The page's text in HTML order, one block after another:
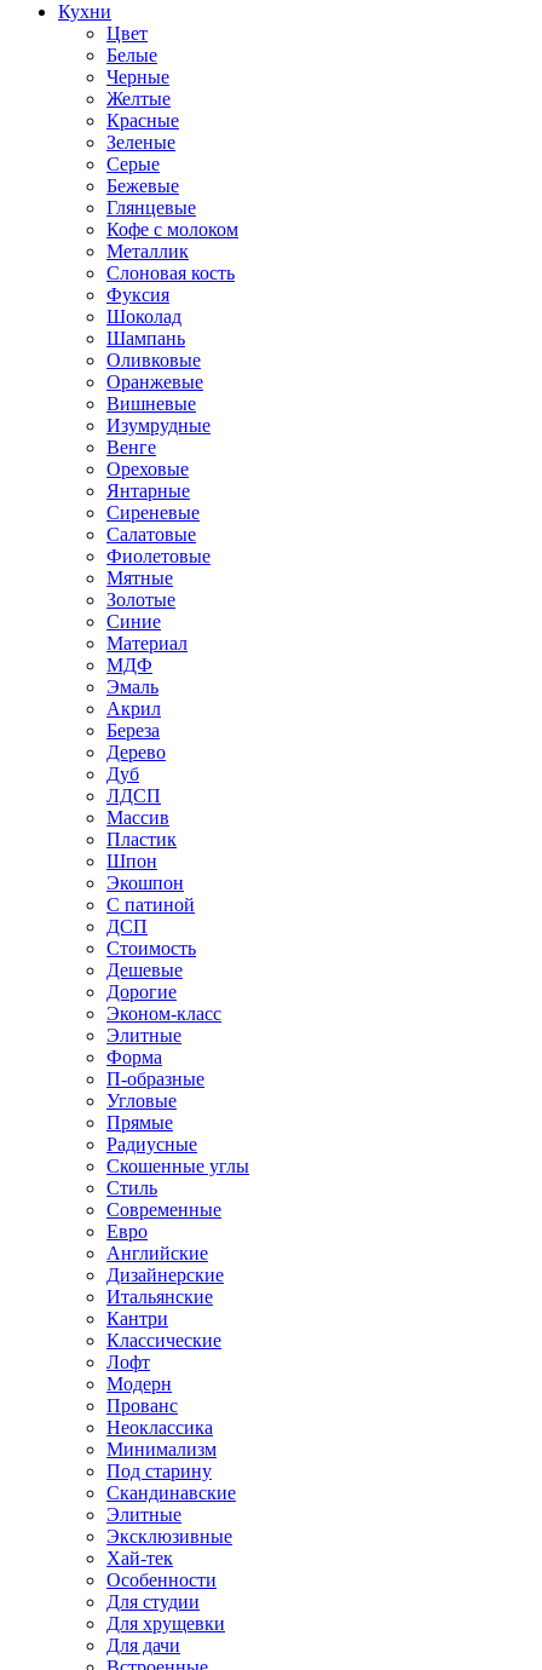
Кухни
Цвет
Белые
Черные
Желтые
Красные
Зеленые
Серые
Бежевые
Глянцевые
Кофе с молоком
Металлик
Слоновая кость
Фуксия
Шоколад
Шампань
Оливковые
Оранжевые
Вишневые
Изумрудные
Венге
Ореховые
Янтарные
Сиреневые
Салатовые
Фиолетовые
Мятные
Золотые
Синие
Материал
МДФ
Эмаль
Акрил
Береза
Дерево
Дуб
ЛДСП
Массив
Пластик
Шпон
Экошпон
С патиной
ДСП
Стоимость
Дешевые
Дорогие
Эконом-класс
Элитные
Форма
П-образные
Угловые
Прямые
Радиусные
Скошенные углы
Стиль
Современные
Евро
Английские
Дизайнерские
Итальянские
Кантри
Классические
Лофт
Модерн
Прованс
Неоклассика
Минимализм
Под старину
Скандинавские
Элитные
Эксклюзивные
Хай-тек
Особенности
Для студии
Для хрущевки
Для дачи